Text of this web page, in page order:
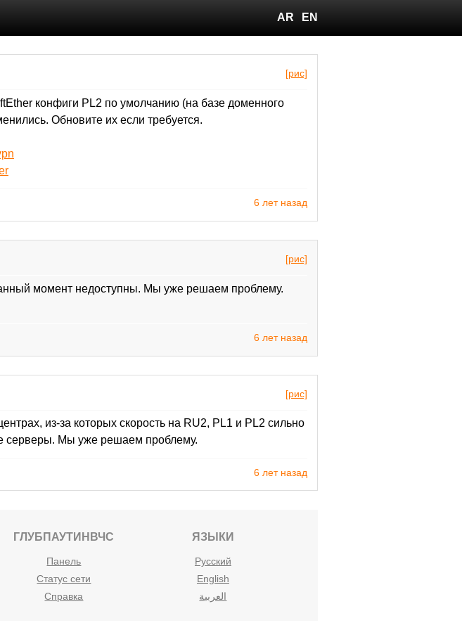
AR EN
[рис]
конфиги PL2 по умолчанию (на базе доменного
Обновите их если требуется.
6 лет назад
[рис]
момент недоступны. Мы уже решаем проблему.
6 лет назад
[рис]
из-за которых скорость на RU2, PL1 и PL2 сильно
серверы. Мы уже решаем проблему.
6 лет назад
ГЛУБПАУТИНВЧС
Панель
Статус сети
Справка
ЯЗЫКИ
Русский
English
العربية